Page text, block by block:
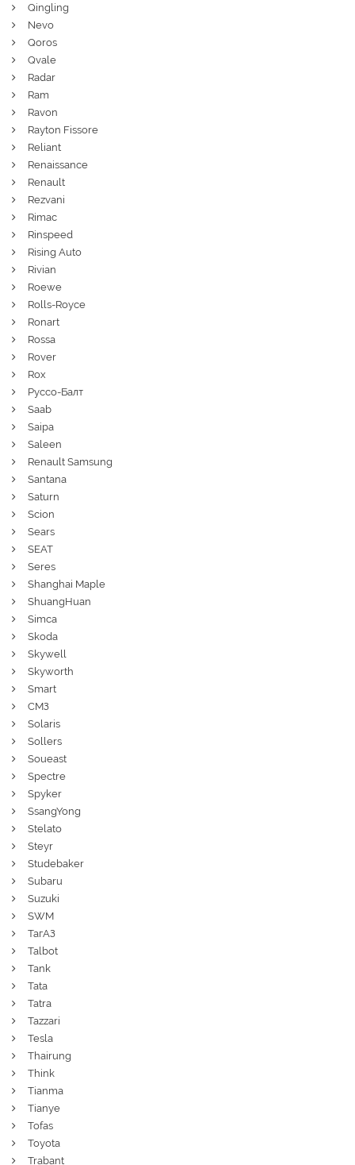
Qingling
Nevo
Qoros
Qvale
Radar
Ram
Ravon
Rayton Fissore
Reliant
Renaissance
Renault
Rezvani
Rimac
Rinspeed
Rising Auto
Rivian
Roewe
Rolls-Royce
Ronart
Rossa
Rover
Rox
Руссо-Балт
Saab
Saipa
Saleen
Renault Samsung
Santana
Saturn
Scion
Sears
SEAT
Seres
Shanghai Maple
ShuangHuan
Simca
Skoda
Skywell
Skyworth
Smart
СМЗ
Solaris
Sollers
Soueast
Spectre
Spyker
SsangYong
Stelato
Steyr
Studebaker
Subaru
Suzuki
SWM
ТагАЗ
Talbot
Tank
Tata
Tatra
Tazzari
Tesla
Thairung
Think
Tianma
Tianye
Tofas
Toyota
Trabant